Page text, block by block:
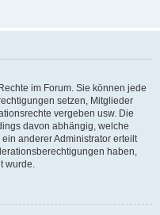
im Forum. Sie können jede
setzen, Mitglieder
vergeben usw. Die
davon abhängig, welche
anderer Administrator erteilt
haben,
wurde.